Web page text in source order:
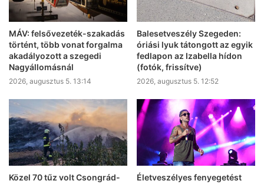
MÁV: felsővezeték-szakadás
történt, több vonat forgalma
akadályozott a szegedi
Nagyállomásnál
2026, augusztus 5. 13:14
Balesetveszély Szegeden:
óriási lyuk tátongott az egyik
fedlapon az Izabella hídon
(fotók, frissítve)
2026, augusztus 5. 12:52
Közel 70 tűz volt Csongrád-
Életveszélyes fenyegetést